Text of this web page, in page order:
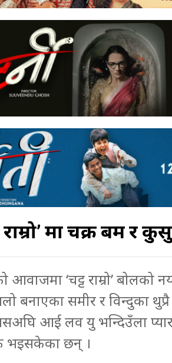
राम्रो’ मा चक्र बम र
आवाजमा ‘चट्ट राम्रो’ बोलको
बनाएका समीर र विन्दुका
आई लव यु भन्दिउँला
भइसकेका छन् ।